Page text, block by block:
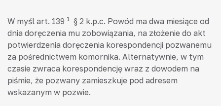
W myśl art. 139 1
§ 2 k.p.c. Powód ma dwa miesiące od
dnia doręczenia mu zobowiązania, na złożenie do akt
potwierdzenia doręczenia korespondencji pozwanemu
za pośrednictwem komornika. Alternatywnie, w tym
czasie zwraca korespondencję wraz z dowodem na
piśmie, że pozwany zamieszkuje pod adresem
wskazanym w pozwie.